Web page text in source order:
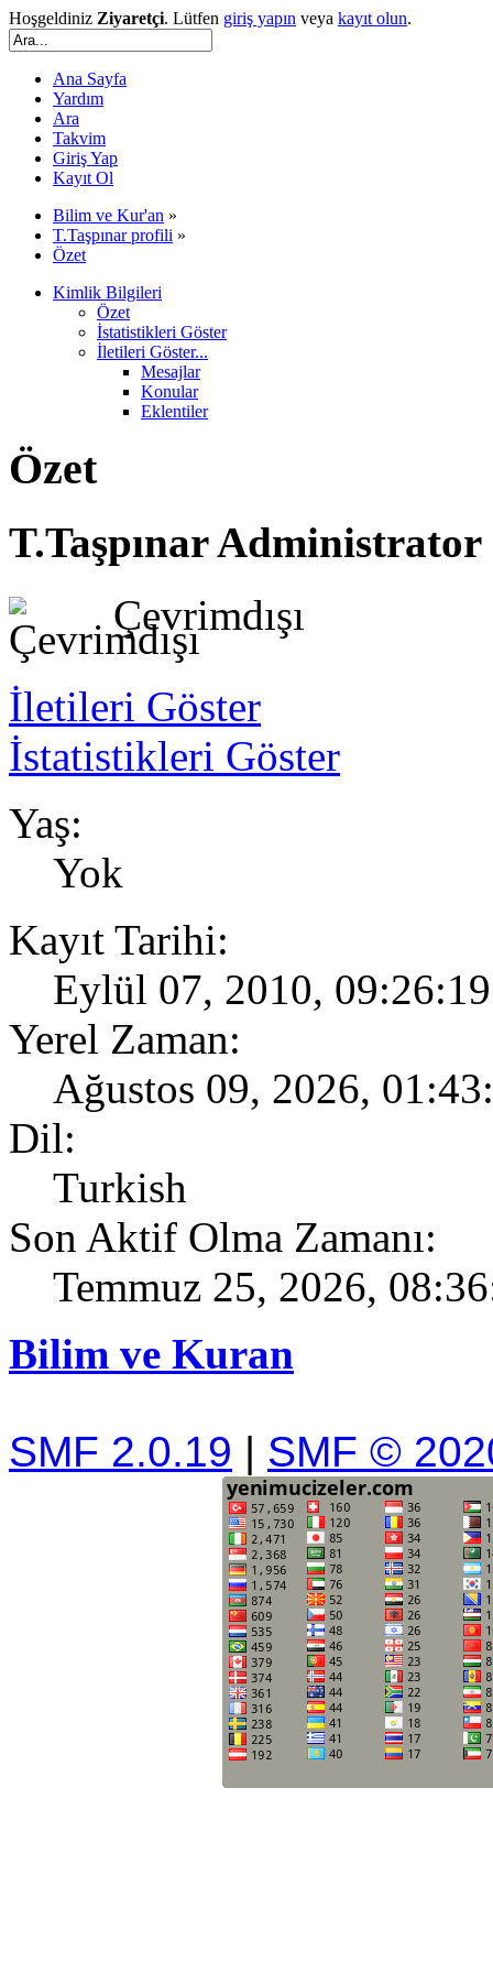
Hoşgeldiniz Ziyaretçi. Lütfen giriş yapın veya kayıt olun.
Ana Sayfa
Yardım
Ara
Takvim
Giriş Yap
Kayıt Ol
Bilim ve Kur'an »
T.Taşpınar profili »
Özet
Kimlik Bilgileri
Özet
İstatistikleri Göster
İletileri Göster...
Mesajlar
Konular
Eklentiler
Özet
T.TaşpınarAdministrator
Çevrimdışı
İletileri Göster
İstatistikleri Göster
Yaş:
Yok
Kayıt Tarihi:
Eylül 07, 2010,
Yerel Zaman:
Ağustos 09, 2026,
Dil:
Turkish
Son Aktif Olma Zamanı:
Temmuz 25, 2026,
Bilim ve Kuran
SMF 2.0.19 | SMF ©